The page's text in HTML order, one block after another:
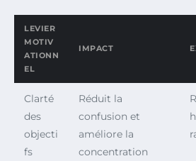
LEVIER
MOTIV
ATIONN
EL
IMPACT
Clarté
des
objecti
fs
Réduit la
confusion et
améliore la
concentration